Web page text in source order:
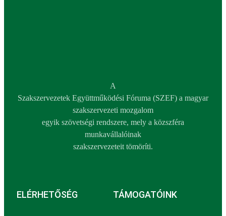
A
Szakszervezetek Együttműködési Fóruma (SZEF) a magyar
szakszervezeti mozgalom
egyik szövetségi rendszere, mely a közszféra
munkavállalóinak
szakszervezeteit tömöríti.
ELÉRHETŐSÉG TÁMOGATÓINK